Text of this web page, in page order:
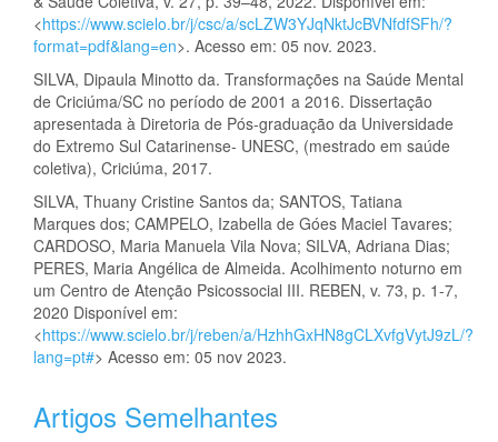
<https://www.scielo.br/j/csc/a/scLZW3YJqNktJcBVNfdfSFh/?
format=pdf&lang=en>. Acesso em: 05 nov. 2023.
SILVA, Dipaula Minotto da. Transformações na Saúde Mental
de Criciúma/SC no período de 2001 a 2016. Dissertação
apresentada à Diretoria de Pós-graduação da Universidade
do Extremo Sul Catarinense- UNESC, (mestrado em saúde
coletiva), Criciúma, 2017.
SILVA, Thuany Cristine Santos da; SANTOS, Tatiana
Marques dos; CAMPELO, Izabella de Góes Maciel Tavares;
CARDOSO, Maria Manuela Vila Nova; SILVA, Adriana Dias;
PERES, Maria Angélica de Almeida. Acolhimento noturno em
um Centro de Atenção Psicossocial III. REBEN, v. 73, p. 1-7,
2020 Disponível em:
<https://www.scielo.br/j/reben/a/HzhhGxHN8gCLXvfgVytJ9zL/?
lang=pt#> Acesso em: 05 nov 2023.
Artigos Semelhantes